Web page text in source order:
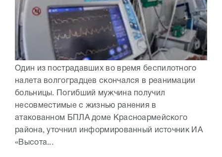
Один из пострадавших во время беспилотного
налета волгоградцев скончался в реанимации
больницы. Погибший мужчина получил
несовместимые с жизнью ранения в
атакованном БПЛА доме Красноармейского
района, уточнил информированный источник ИА
«Высота...